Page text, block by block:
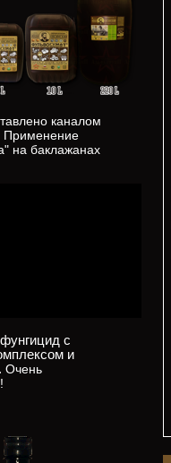
каналом
Применение
на баклажанах
с
и
Очень